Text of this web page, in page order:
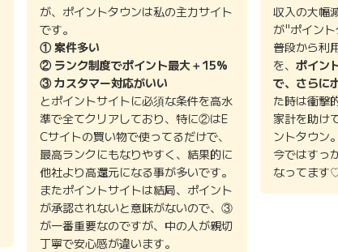
が、ポイントタウンは私の主力サイト
です。
① 案件多い
② ランク制度でポイント最大＋15%
③ カスタマー対応がいい
とポイントサイトに必須な条件を高水
準で全てクリアしており、特に②はE
Cサイトの買い物で使ってるだけで、
最高ランクにもなりやすく、結果的に
他社より高還元になる事が多いです。
またポイントサイトは結局、ポイント
が承認されないと意味がないので、③
が一番重要なのですが、中の人が親切
丁寧で安心感が違います。
収入の大幅
が"ポイント
普段から利
を、 ポイン
で、さらに
た時は衝撃
家計を助け
ントタウン。
今ではすっ
なってま